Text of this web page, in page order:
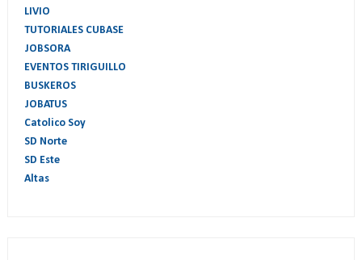
LIVIO
TUTORIALES CUBASE
JOBSORA
EVENTOS TIRIGUILLO
BUSKEROS
JOBATUS
Catolico Soy
SD Norte
SD Este
Altas